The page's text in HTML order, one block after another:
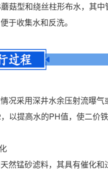
菇型和绕丝柱形布水，其
于收集水和反洗。
况采用深井水余压射流曝
以提高水的PH值，使二价
然锰砂滤料，其具有催化和